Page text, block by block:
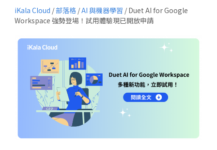
iKala Cloud /部落格 /AI 與機器學習 / Duet AI for Google
Workspace 強勢登場！試用體驗現已開放申請